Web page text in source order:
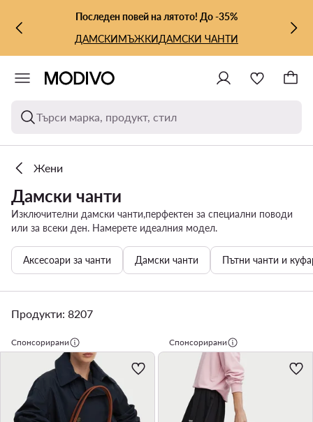
КЪМ ОСНОВНОТО СЪДЪРЖАНИЕ
КЪМ ТЪРСЕНЕПоследен повей на лятото! До -35%
ДАМСКИМЪЖКИДАМСКИ ЧАНТИ
Търси марка, продукт, стил
Жени
Дамски чанти
Изключителни дамски чанти,перфектен за специални поводи
или за всеки ден. Намерете идеалния модел.
Аксесоари за чанти Дамски чанти Пътни чанти и
Продукти: 8207
Спонсорирани Спонсорирани